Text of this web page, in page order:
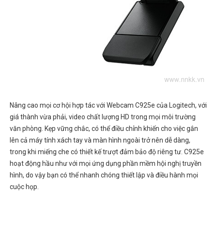
Nâng cao mọi cơ hội hợp tác với Webcam C925e của Logitech, với
giá thành vừa phải, video chất lượng HD trong mọi môi trường
văn phòng. Kẹp vững chắc, có thể điều chỉnh khiến cho việc gắn
lên cả máy tính xách tay và màn hình ngoài trở nên dễ dàng,
trong khi miếng che có thiết kế trượt đảm bảo độ riêng tư. C925e
hoạt động hầu như với mọi ứng dụng phần mềm hội nghị truyền
hình, do vậy bạn có thể nhanh chóng thiết lập và điều hành mọi
cuộc họp.